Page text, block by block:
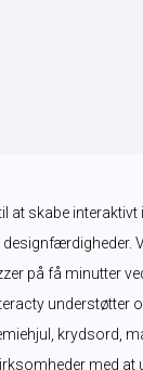
at skabe
på få minutter
understøtter
krydsord,
med at